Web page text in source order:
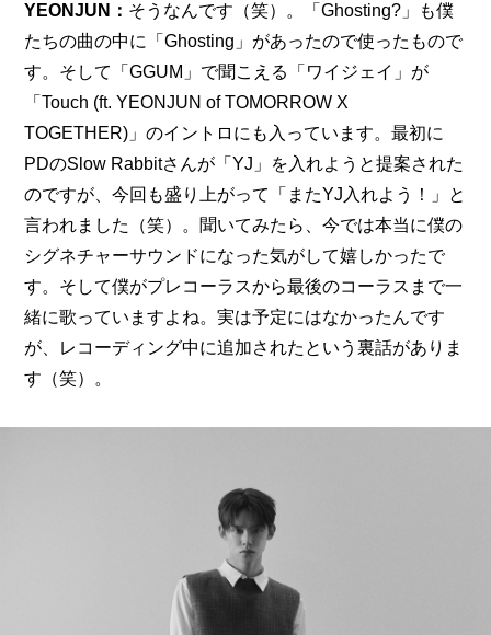
YEONJUN： そうなんです（笑）。「Ghosting?」も僕
たちの曲の中に「Ghosting」があったので使ったもので
す。そして「GGUM」で聞こえる「ワイジェイ」が
「Touch (ft. YEONJUN of TOMORROW X
TOGETHER)」のイントロにも入っています。最初に
PDのSlow Rabbitさんが「YJ」を入れようと提案された
のですが、今回も盛り上がって「またYJ入れよう！」と
言われました（笑）。聞いてみたら、今では本当に僕の
シグネチャーサウンドになった気がして嬉しかったで
す。そして僕がプレコーラスから最後のコーラスまで一
緒に歌っていますよね。実は予定にはなかったんです
が、レコーディング中に追加されたという裏話がありま
す（笑）。